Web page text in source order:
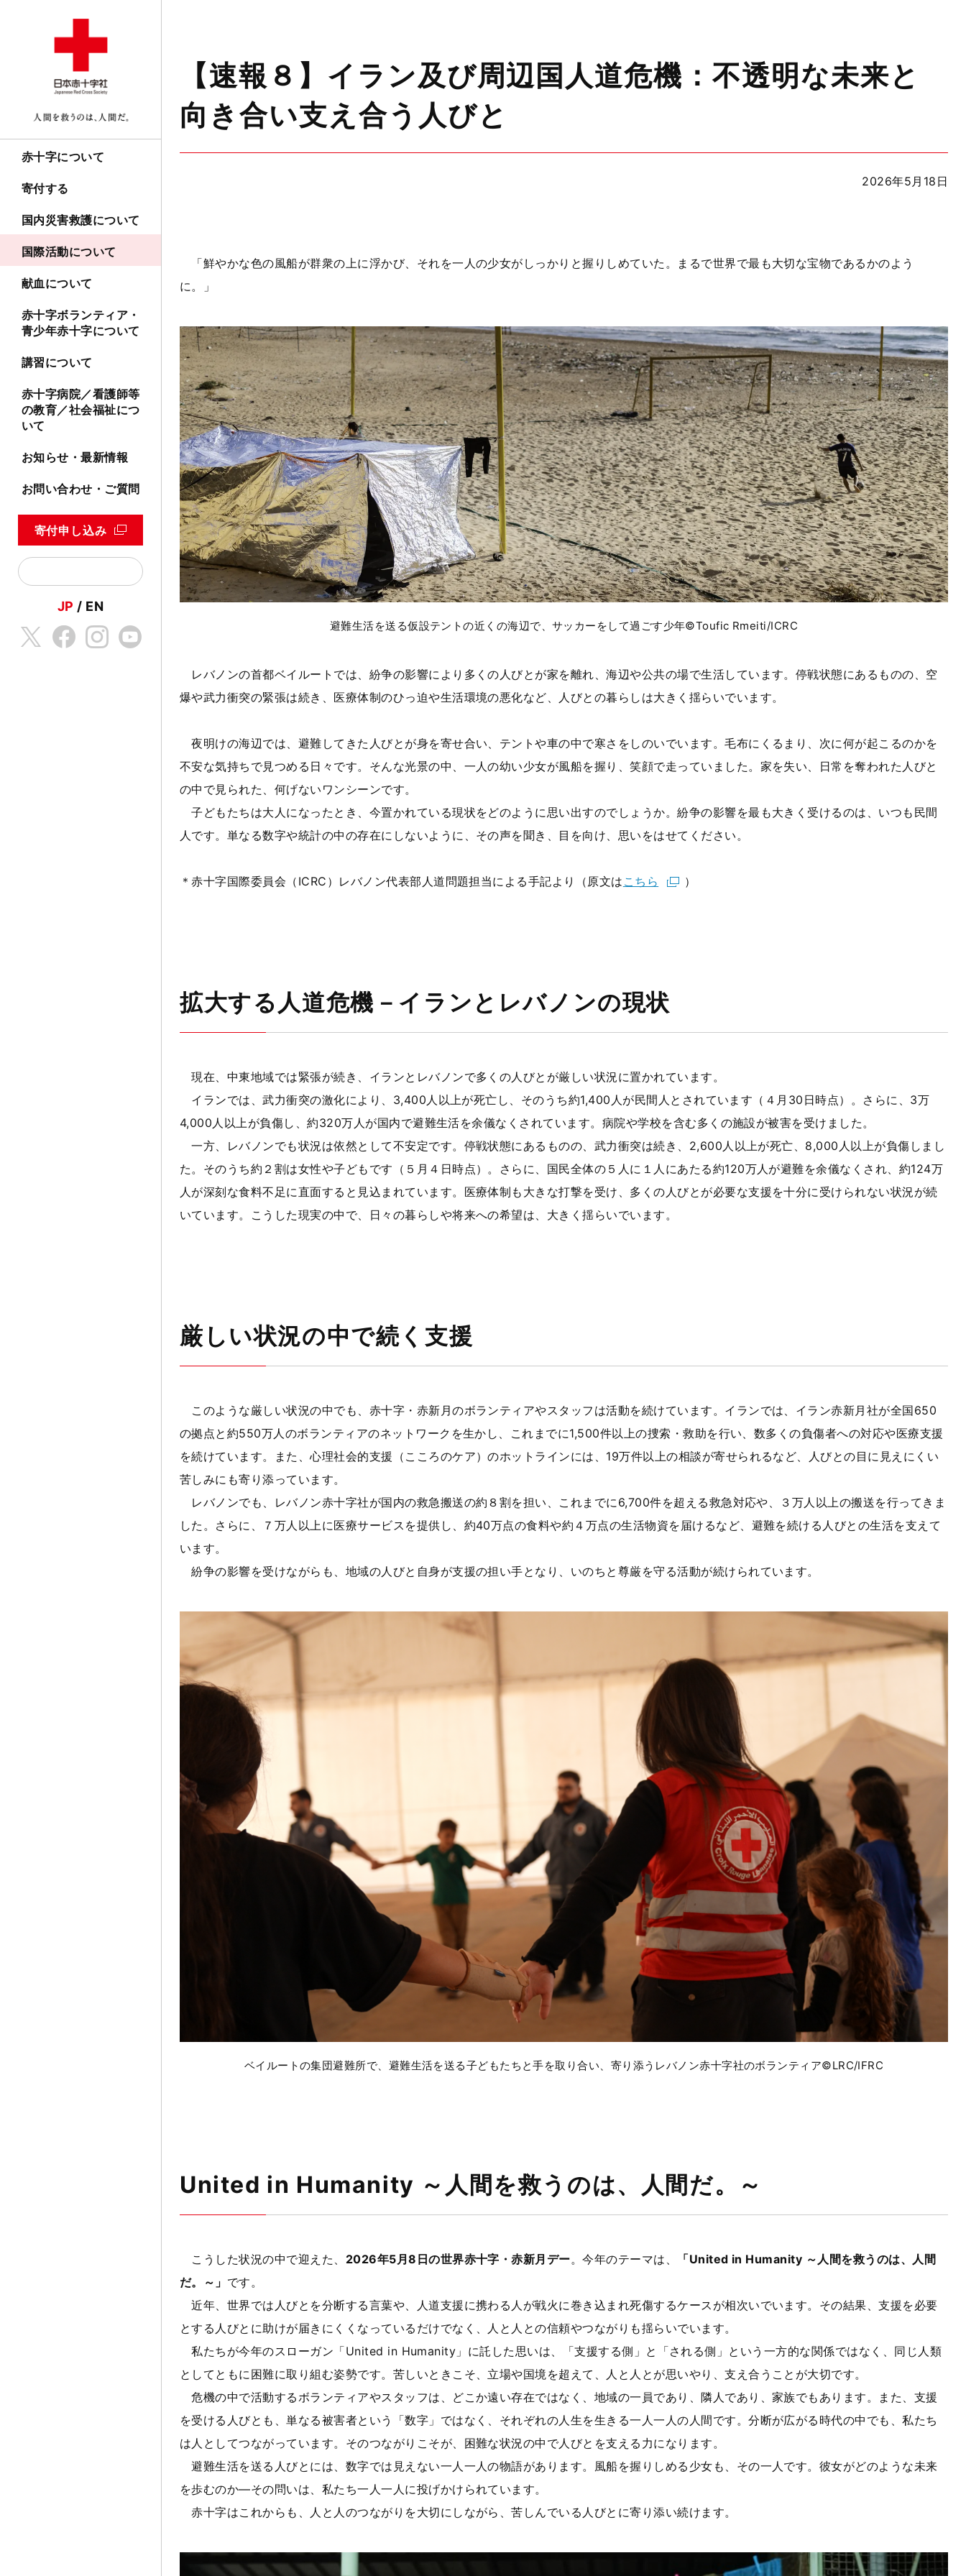
赤十字について
寄付する
国内災害救護について
国際活動について
献血について
赤十字ボランティア・
青少年赤十字について
講習について
赤十字病院／看護師等
の教育／社会福祉につ
いて
お知らせ・最新情報
お問い合わせ・ご質問
寄付申し込み
JP EN
【速報８】イラン及び周辺国人道危機：不透明な未来と
向き合い支え合う人びと
2026年5月18日
「鮮やかな色の風船が群衆の上に浮かび、それを一人の少女がしっかりと握りしめていた。まるで世界で最も大切な宝物であるかのよう
に。」
避難生活を送る仮設テントの近くの海辺で、サッカーをして過ごす少年©Toufic Rmeiti/ICRC
レバノンの首都ベイルートでは、紛争の影響により多くの人びとが家を離れ、海辺や公共の場で生活しています。停戦状態にあるものの、空
爆や武力衝突の緊張は続き、医療体制のひっ迫や生活環境の悪化など、人びとの暮らしは大きく揺らいでいます。
夜明けの海辺では、避難してきた人びとが身を寄せ合い、テントや車の中で寒さをしのいでいます。毛布にくるまり、次に何が起こるのかを
不安な気持ちで見つめる日々です。そんな光景の中、一人の幼い少女が風船を握り、笑顔で走っていました。家を失い、日常を奪われた人びと
の中で見られた、何げないワンシーンです。
子どもたちは大人になったとき、今置かれている現状をどのように思い出すのでしょうか。紛争の影響を最も大きく受けるのは、いつも民間
人です。単なる数字や統計の中の存在にしないように、その声を聞き、目を向け、思いをはせてください。
＊赤十字国際委員会（ ICRC ）レバノン代表部人道問題担当による手記より（原文は こちら ）
拡大する人道危機－イランとレバノンの現状
現在、中東地域では緊張が続き、イランとレバノンで多くの人びとが厳しい状況に置かれています。
イランでは、武力衝突の激化により、3,400人以上が死亡し、そのうち約1,400人が民間人とされています（４月30日時点）。さらに、3万
4,000人以上が負傷し、約320万人が国内で避難生活を余儀なくされています。病院や学校を含む多くの施設が被害を受けました。
一方、レバノンでも状況は依然として不安定です。停戦状態にあるものの、武力衝突は続き、2,600人以上が死亡、8,000人以上が負傷しまし
た。そのうち約２割は女性や子どもです（５月４日時点）。さらに、国民全体の５人に１人にあたる約120万人が避難を余儀なくされ、約124万
人が深刻な食料不足に直面すると見込まれています。医療体制も大きな打撃を受け、多くの人びとが必要な支援を十分に受けられない状況が続
いています。こうした現実の中で、日々の暮らしや将来への希望は、大きく揺らいでいます。
厳しい状況の中で続く支援
このような厳しい状況の中でも、赤十字・赤新月のボランティアやスタッフは活動を続けています。イランでは、イラン赤新月社が全国650
の拠点と約550万人のボランティアのネットワークを生かし、これまでに1,500件以上の捜索・救助を行い、数多くの負傷者への対応や医療支援
を続けています。また、心理社会的支援（こころのケア）のホットラインには、19万件以上の相談が寄せられるなど、人びとの目に見えにくい
苦しみにも寄り添っています。
レバノンでも、レバノン赤十字社が国内の救急搬送の約８割を担い、これまでに6,700件を超える救急対応や、３万人以上の搬送を行ってきま
した。さらに、７万人以上に医療サービスを提供し、約40万点の食料や約４万点の生活物資を届けるなど、避難を続ける人びとの生活を支えて
います。
紛争の影響を受けながらも、地域の人びと自身が支援の担い手となり、いのちと尊厳を守る活動が続けられています。
ベイルートの集団避難所で、避難生活を送る子どもたちと手を取り合い、寄り添うレバノン赤十字社のボランティア©LRC/IFRC
United in Humanity ～人間を救うのは、人間だ。～
こうした状況の中で迎えた、 2026年5月8 日の世界赤十字・赤新月デー。今年のテーマは、 「United in Humanity ～人間を救うのは、人間
だ。～」 です。
近年、世界では人びとを分断する言葉や、人道支援に携わる人が戦火に巻き込まれ死傷するケースが相次いでいます。その結果、支援を必要
とする人びとに助けが届きにくくなっているだけでなく、人と人との信頼やつながりも揺らいでいます。
私たちが今年のスローガン「United in Humanity 」に託した思いは、「支援する側」と「される側」という一方的な関係ではなく、同じ人類
としてともに困難に取り組む姿勢です。苦しいときこそ、立場や国境を超えて、人と人とが思いやり、支え合うことが大切です。
危機の中で活動するボランティアやスタッフは、どこか遠い存在ではなく、地域の一員であり、隣人であり、家族でもあります。また、支援
を受ける人びとも、単なる被害者という「数字」ではなく、それぞれの人生を生きる一人一人の人間です。分断が広がる時代の中でも、私たち
は人としてつながっています。そのつながりこそが、困難な状況の中で人びとを支える力になります。
避難生活を送る人びとには、数字では見えない一人一人の物語があります。風船を握りしめる少女も、その一人です。彼女がどのような未来
を歩むのか―その問いは、私たち一人一人に投げかけられています。
赤十字はこれからも、人と人のつながりを大切にしながら、苦しんでいる人びとに寄り添い続けます。